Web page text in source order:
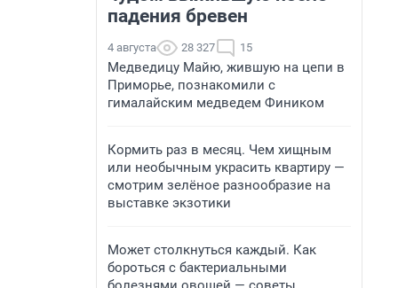
падения бревен
4 августа 28 327 15
Медведицу Майю, жившую на цепи в
Приморье, познакомили с
гималайским медведем Фиником
Кормить раз в месяц. Чем хищным
или необычным украсить квартиру —
смотрим зелёное разнообразие на
выставке экзотики
Может столкнуться каждый. Как
бороться с бактериальными